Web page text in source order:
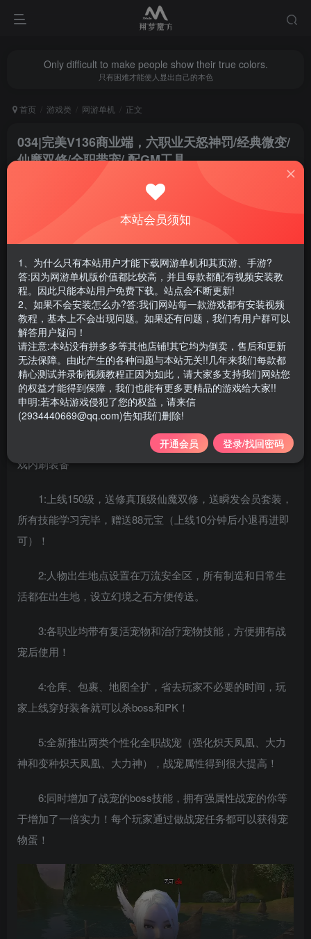
Only difficult to make people show their true colors.
只有困难才能使人显出自己的本色
首页 游戏类 网游单机 正文
034|完美V136商业端，六职业天怒神罚/经典微变/
仙魔双修/全职带宠/ 配GM工具
游戏大小：4G左右（解压前）
支持系统：win7/10/11 64位系统
是否需要虚拟机：服务端需要虚拟机，整合好的一键
端，安装方便
完美国际 136纯官方端瞬发稳定版本，配了Gm工具和游
戏内刷装备
1:上线150级，送修真顶级仙魔双修，送瞬发会员套装，
所有技能学习完毕，赠送88元宝（上线10分钟后小退再进即
可）！
2:人物出生地点设置在万流安全区，所有制造和日常生
活都在出生地，设立幻境之石方便传送。
3:各职业均带有复活宠物和治疗宠物技能，方便拥有战
宠后使用！
4:仓库、包裹、地图全扩，省去玩家不必要的时间，玩
家上线穿好装备就可以杀boss和PK！
5:全新推出两类个性化全职战宠（强化炽天凤凰、大力
神和变种炽天凤凰、大力神），战宠属性得到很大提高！
6:同时增加了战宠的boss技能，拥有强属性战宠的你等
于增加了一倍实力！每个玩家通过做战宠任务都可以获得宠
物蛋！
本站会员须知
1、为什么只有本站用户才能下载网游单机和其页游、手游?
答:因为网游单机版价值都比较高，并且每款都配有视频安装教
程。因此只能本站用户免费下载。站点会不断更新!
2、如果不会安装怎么办?答:我们网站每一款游戏都有安装视频
教程，基本上不会出现问题。如果还有问题，我们有用户群可以
解答用户疑问！
请注意:本站没有拼多多等其他店铺!其它均为倒卖，售后和更新
无法保障。由此产生的各种问题与本站无关!!几年来我们每款都
精心测试并录制视频教程正因为如此，请大家多支持我们网站您
的权益才能得到保障，我们也能有更多更精品的游戏给大家!!
申明:若本站游戏侵犯了您的权益，请来信
(2934440669@qq.com)告知我们删除!
开通会员 登录/找回密码